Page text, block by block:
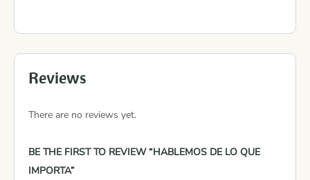
Reviews
There are no reviews yet.
BE THE FIRST TO REVIEW “HABLEMOS DE LO QUE
IMPORTA”